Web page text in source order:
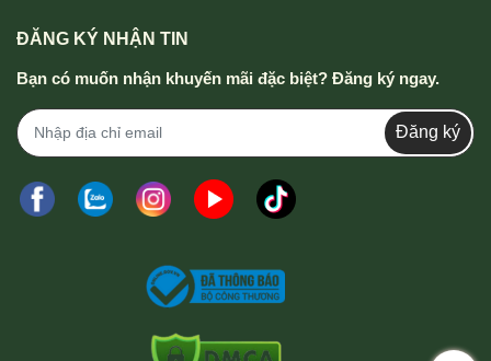
ĐĂNG KÝ NHẬN TIN
Bạn có muốn nhận khuyến mãi đặc biệt? Đăng ký ngay.
Đăng ký